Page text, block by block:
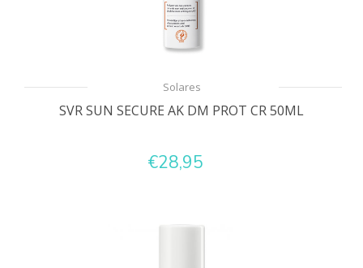
Solares
SVR SUN SECURE AK DM PROT CR 50ML
€28,95